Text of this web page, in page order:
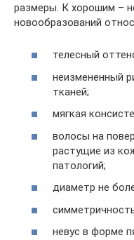
размеры. К хорошим –
новообразований
телесный
неизмененный
тканей;
мягкая
волосы на
растущие из
патологий;
диаметр не
невус в форме